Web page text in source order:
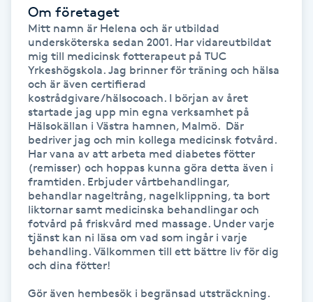
Headspa
Healing
Herrklippning
HIFU
Hollywood Peel
Hot Stone Massage
Hot yoga
Om företaget
Mitt namn är Helena och är utbildad
undersköterska sedan 2001. Har vidareutbildat
mig till medicinsk fotterapeut på TUC
Yrkeshögskola. Jag brinner för träning och hälsa
och är även certifierad
kostrådgivare/hälsocoach. I början av året
startade jag upp min egna verksamhet på
Hälsokällan i Västra hamnen, Malmö.  Där
bedriver jag och min kollega medicinsk fotvård.
Har vana av att arbeta med diabetes fötter
(remisser) och hoppas kunna göra detta även i
framtiden. Erbjuder vårtbehandlingar,
behandlar nageltrång, nagelklippning, ta bort
liktornar samt medicinska behandlingar och
fotvård på friskvård med massage. Under varje
tjänst kan ni läsa om vad som ingår i varje
behandling. Välkommen till ett bättre liv för dig
och dina fötter!
Gör även hembesök i begränsad utsträckning.